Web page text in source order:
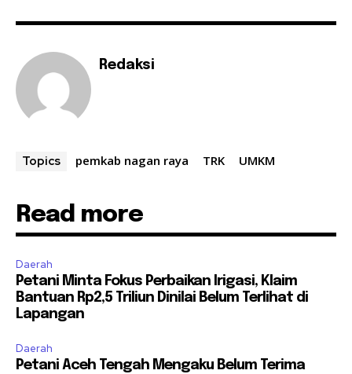
Redaksi
Topics pemkab nagan raya TRK UMKM
Read more
Daerah
Petani Minta Fokus Perbaikan Irigasi, Klaim
Bantuan Rp2,5 Triliun Dinilai Belum Terlihat di
Lapangan
Daerah
Petani Aceh Tengah Mengaku Belum Terima